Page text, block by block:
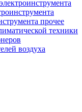
прочее
техники
воздуха